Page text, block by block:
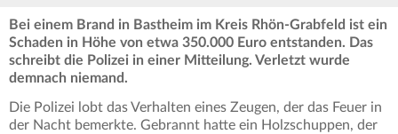
Bei einem Brand in Bastheim im Kreis Rhön-Grabfeld ist ein
Schaden in Höhe von etwa 350.000 Euro entstanden. Das
schreibt die Polizei in einer Mitteilung. Verletzt wurde
demnach niemand.
Die Polizei lobt das Verhalten eines Zeugen, der das Feuer in
der Nacht bemerkte. Gebrannt hatte ein Holzschuppen, der